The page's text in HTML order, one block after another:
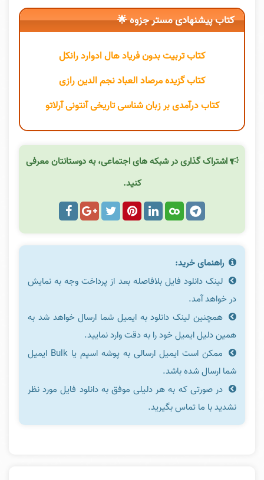
کتاب پیشنهادی مستر جزوه 🌟
کتاب تربیت بدون فریاد هال ادوارد رانکل
کتاب گزیده مرصاد العباد نجم الدین رازی
کتاب درآمدی بر زبان شناسی تاریخی آنتونی آرلاتو
اشتراک گذاری در شبکه های اجتماعی، به دوستانتان معرفی
کنید.
راهنمای خرید:
لینک دانلود فایل بلافاصله بعد از پرداخت وجه به نمایش
در خواهد آمد.
همچنین لینک دانلود به ایمیل شما ارسال خواهد شد به
همین دلیل ایمیل خود را به دقت وارد نمایید.
ممکن است ایمیل ارسالی به پوشه اسپم یا Bulk ایمیل
شما ارسال شده باشد.
در صورتی که به هر دلیلی موفق به دانلود فایل مورد نظر
نشدید با ما تماس بگیرید.